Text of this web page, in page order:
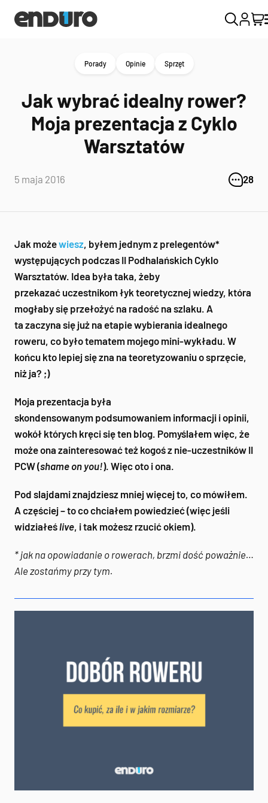
Porady Opinie Sprzęt
Jak wybrać idealny rower?
Moja prezentacja z Cyklo
Warsztatów
5 maja 2016 28
Jak możewiesz, byłem jednym z prelegentów*
występujących podczas II Podhalańskich Cyklo
Warsztatów. Idea była taka, żeby
przekazać uczestnikom łyk teoretycznej wiedzy, która
mogłaby się przełożyć na radość na szlaku. A
ta zaczyna się już na etapie wybierania idealnego
roweru, co było tematem mojego mini-wykładu. W
końcu kto lepiej się zna na teoretyzowaniu o sprzęcie,
niż ja? ;)
Moja prezentacja była
skondensowanym podsumowaniem informacji i opinii,
wokół których kręci się ten blog. Pomyślałem więc, że
może ona zainteresować też kogoś z nie-uczestników II
PCW (shame on you!). Więc oto i ona.
Pod slajdami znajdziesz mniej więcej to, co mówiłem.
A częściej – to co chciałem powiedzieć (więc jeśli
widziałeślive, i tak możesz rzucić okiem).
* jak na opowiadanie o rowerach, brzmi dość poważnie…
Ale zostańmy przy tym.